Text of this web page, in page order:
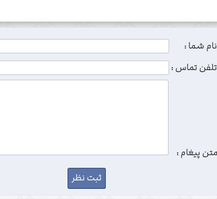
نام شما :
تلفن تماس :
متن پیغام :